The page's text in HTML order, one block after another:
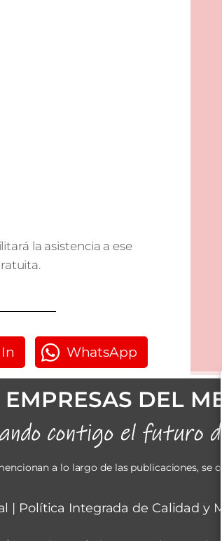
la asistencia a ese
WhatsApp
DEL
a lo largo de las publicaciones, se
| Política Integrada de Calidad y